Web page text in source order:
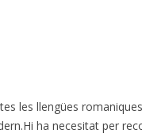
les llengües
ha necesitat per